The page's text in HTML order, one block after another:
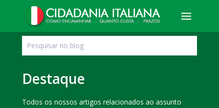
Destaque
Todos os nossos artigos relacionados ao assunto